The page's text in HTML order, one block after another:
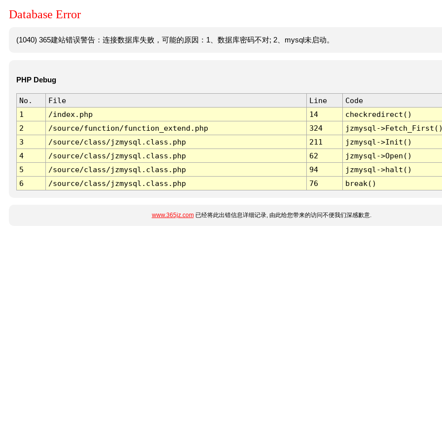
Database Error
(1040) 365建站错误警告：连接数据库失败，可能的原因：1、数据库密码不对; 2、mysql未启动。
PHP Debug
No. File Line
Code
1
/index.php 14
checkredirect()
2
/source/function/function_extend.php 324
jzmysql-
3
/source/class/jzmysql.class.php 211
jzmysql->Init()
4
/source/class/jzmysql.class.php 62
jzmysql->Open()
5
/source/class/jzmysql.class.php 94
jzmysql->halt()
6
/source/class/jzmysql.class.php 76 break()
www.365jz.com已经将此出错信息详细记录, 由此给您带来的访问不便我们深感歉意.